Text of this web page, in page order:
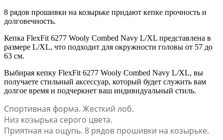
8 рядов прошивки на козырьке придают кепке прочность и
долговечность.
Кепка FlexFit 6277 Wooly Combed Navy L/XL представлена в
размере L/XL, что подходит для окружности головы от 57 до
63 см.
Выбирая кепку FlexFit 6277 Wooly Combed Navy L/XL, вы
получаете стильный аксессуар, который будет служить вам
долгое время и подчеркнет ваш индивидуальный стиль.
Спортивная форма. Жесткий лоб.
Низ козырька серого цвета.
Приятная на ощупь. 8 рядов прошивки на козырьке.